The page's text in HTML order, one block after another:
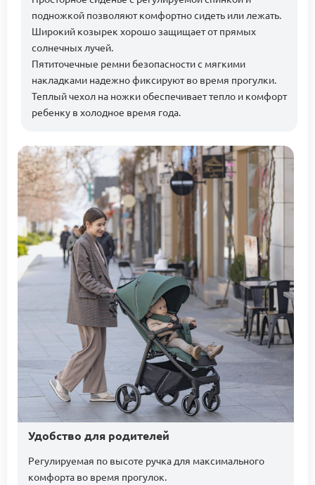
подножкой позволяют комфортно сидеть или лежать.
Широкий козырек хорошо защищает от прямых
солнечных лучей.
Пятиточечные ремни безопасности с мягкими
накладками надежно фиксируют во время прогулки.
Теплый чехол на ножки обеспечивает тепло и комфорт
ребенку в холодное время года.
Удобство для родителей
Регулируемая по высоте ручка для максимального
комфорта во время прогулок.